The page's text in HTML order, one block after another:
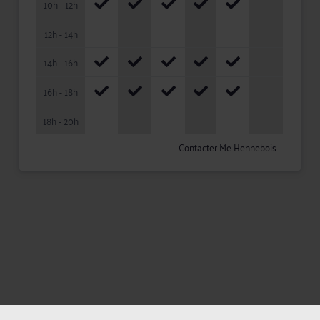
10h - 12h
12h - 14h
14h - 16h
16h - 18h
18h - 20h
Contacter Me Hennebois